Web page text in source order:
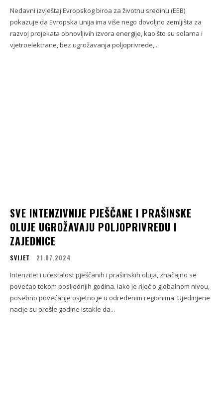
Nedavni izvještaj Evropskog biroa za životnu sredinu (EEB)
pokazuje da Evropska unija ima više nego dovoljno zemljišta za
razvoj projekata obnovljivih izvora energije, kao što su solarna i
vjetroelektrane, bez ugrožavanja poljoprivrede,...
SVE INTENZIVNIJE PJEŠČANE I PRAŠINSKE
OLUJE UGROŽAVAJU POLJOPRIVREDU I
ZAJEDNICE
SVIJET 21.07.2024
Intenzitet i učestalost pješčanih i prašinskih oluja, značajno se
povećao tokom posljednjih godina. Iako je riječ o globalnom nivou,
posebno povećanje osjetno je u određenim regionima. Ujedinjene
nacije su prošle godine istakle da...